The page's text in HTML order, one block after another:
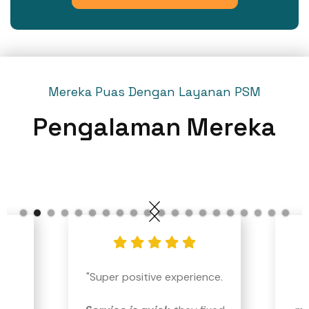
Mereka Puas Dengan Layanan PSM
Pengalaman Mereka
    
"Super positive experience.